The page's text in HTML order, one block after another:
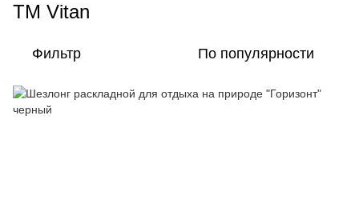
ТМ Vitan
Фильтр По популярности